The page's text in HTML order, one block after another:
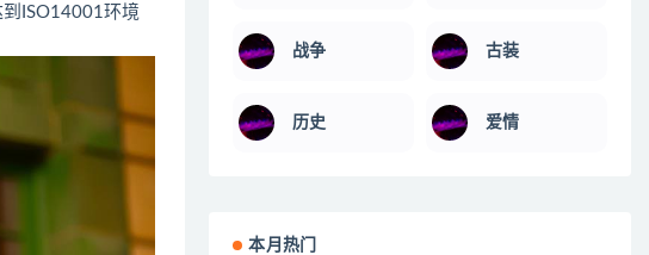
ISO14001环境
战争 古装
历史 爱情
本月热门